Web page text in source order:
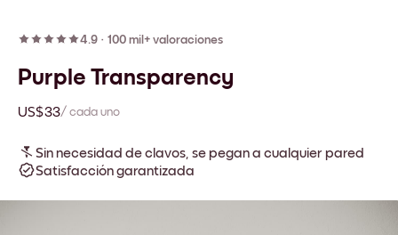
4.9 · 100 mil+ valoraciones
Purple Transparency
US$33/ cada uno
Sin necesidad de clavos, se pegan a cualquier pared
Satisfacción garantizada